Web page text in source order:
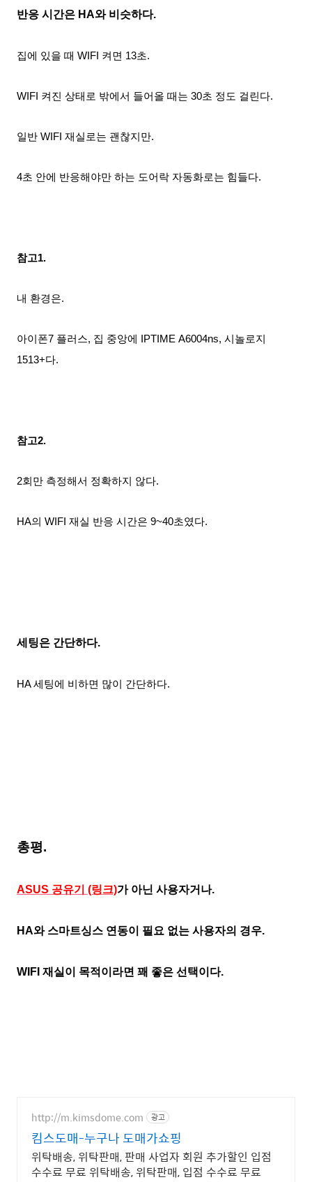
반응 시간은 HA와 비슷하다.
집에 있을 때 WIFI 켜면 13초.
WIFI 켜진 상태로 밖에서 들어올 때는 30초 정도 걸린다.
일반 WIFI 재실로는 괜찮지만.
4초 안에 반응해야만 하는 도어락 자동화로는 힘들다.
참고1.
내 환경은.
아이폰7 플러스, 집 중앙에 IPTIME A6004ns, 시놀로지
1513+다.
참고2.
2회만 측정해서 정확하지 않다.
HA의 WIFI 재실 반응 시간은 9~40초였다.
세팅은 간단하다.
HA 세팅에 비하면 많이 간단하다.
총평.
ASUS 공유기 (링크)가 아닌 사용자거나.
HA와 스마트싱스 연동이 필요 없는 사용자의 경우.
WIFI 재실이 목적이라면 꽤 좋은 선택이다.
http://m.kimsdome.com 광고
킴스도매-누구나 도매가쇼핑
위탁배송, 위탁판매, 판매 사업자 회원 추가할인 입점
수수료 무료 위탁배송, 위탁판매, 입점 수수료 무료